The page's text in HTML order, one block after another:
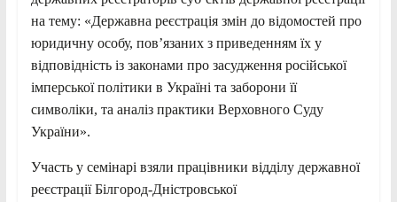
на тему: «Державна реєстрація змін до відомостей про
юридичну особу, пов’язаних з приведенням їх у
відповідність із законами про засудження російської
імперської політики в Україні та заборони її
символіки, та аналіз практики Верховного Суду
України».
Участь у семінарі взяли працівники відділу державної
реєстрації Білгород-Дністровської